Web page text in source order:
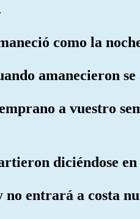
como la
amanecieron
a vuestro
diciéndose
no entrará a costa